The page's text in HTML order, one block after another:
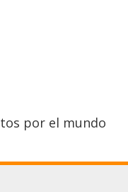
por el mundo